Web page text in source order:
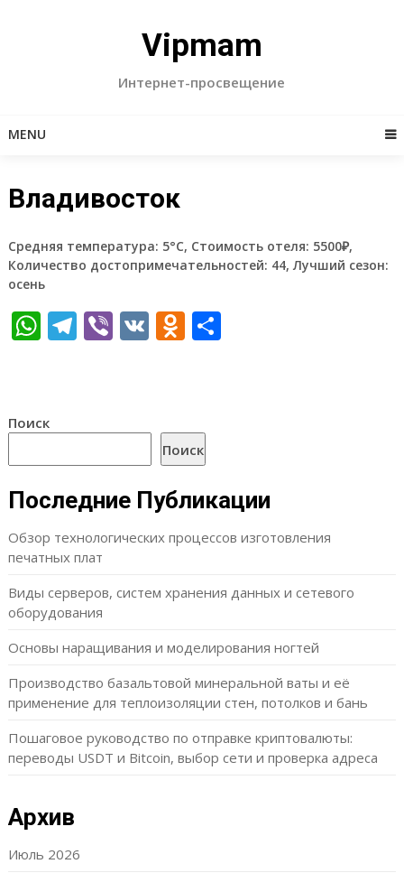
Vipmam
Интернет-просвещение
MENU
Владивосток
Средняя температура: 5°C, Стоимость отеля: 5500₽,
Количество достопримечательностей: 44, Лучший сезон:
осень
WhatsApp
Telegram
Viber
VKOdnoklassniki
Отправить
Поиск
Поиск
Последние Публикации
Обзор технологических процессов изготовления
печатных плат
Виды серверов, систем хранения данных и сетевого
оборудования
Основы наращивания и моделирования ногтей
Производство базальтовой минеральной ваты и её
применение для теплоизоляции стен, потолков и бань
Пошаговое руководство по отправке криптовалюты:
переводы USDT и Bitcoin, выбор сети и проверка адреса
Архив
Июль 2026